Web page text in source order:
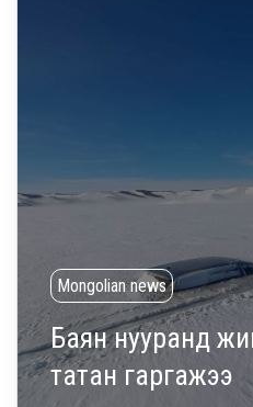
Mongolian news
Баян нууранд
татан гаргажээ